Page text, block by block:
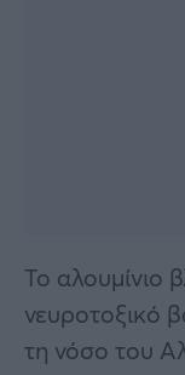
Το αλουμίνιο
νευροτοξικό
τη νόσο του